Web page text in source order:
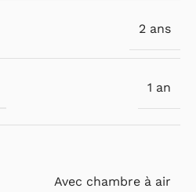
2 ans
1 an
Avec chambre à air